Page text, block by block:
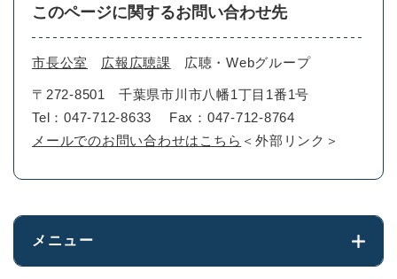
このページに関するお問い合わせ先
市長公室 広報広聴課 広聴・Webグループ
〒272-8501
千葉県市川市八幡1丁目1番1号
Tel：047-712-8633
Fax：047-712-8764
メールでのお問い合わせはこちら ＜外部リンク＞
メニュー